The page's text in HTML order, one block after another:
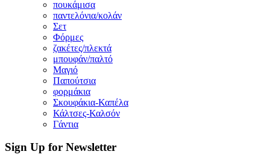
πουκάμισα
παντελόνια/κολάν
Σετ
Φόρμες
ζακέτες/πλεκτά
μπουφάν/παλτό
Μαγιό
Παπούτσια
φορμάκια
Σκουφάκια-Καπέλα
Κάλτσες-Καλσόν
Γάντια
Sign Up for Newsletter